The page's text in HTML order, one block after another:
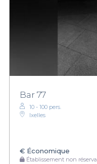
Bar 77
10 - 100 pers.
Ixelles
€ Économique
Établissement non